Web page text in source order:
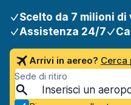
Scelto da 7 milioni
Assistenza 24/7
Arrivi in aereo? Cerca
Sede di ritiro